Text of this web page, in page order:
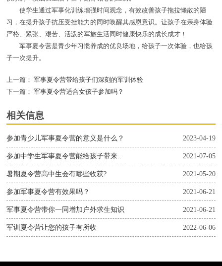
使学生通过军事化训练增强时间观念，有效改善孩子拖拉懒散的陋
习，在提升孩子抗压受挫能力的同时唤醒其感恩意识。让孩子在亲身体验
严格、紧张、艰苦、活泼的军旅生活同时健康快乐的成长成才！
军事夏令营是青少年习惯养成的优良场地，给孩子一次体验，也给孩
子一次提升。
上一篇： 军事夏令营带给孩子们深刻的军训体验
下一篇： 军事夏令营适合女孩子参加吗？
相关信息
2023-04-19
参加青少儿军事夏令营的意义是什么？
2021-07-05
参加中学生军事夏令营能给孩子带来..
2021-05-20
暑期夏令营高中生会有哪些收获?
2021-06-21
参加军事夏令营有效果吗？
2021-06-21
军事夏令营带你一同增加户外求生知识
2022-06-06
军训夏令营让您的孩子有所收